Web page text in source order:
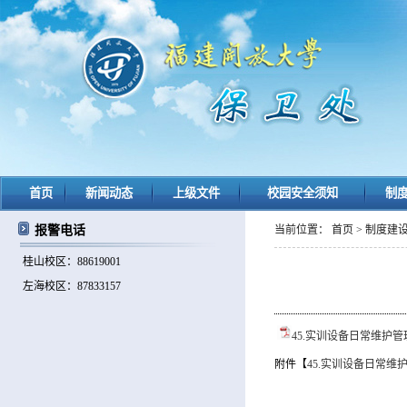
首页 新闻动态 上级文件 校园安全须知 制
报警电话
桂山校区：88619001
左海校区：87833157
当前位置： 首页 > 制度建
45.实训设备日常维护
附件【45.实训设备日常维